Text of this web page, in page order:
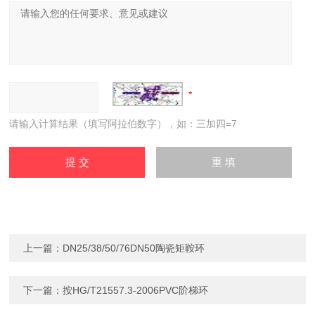
请输入计算结果（填写阿拉伯数字），如：三加四=7
上一篇： DN25/38/50/76DN50陶瓷矩鞍环
下一篇：按HG/T21557.3-2006PVC阶梯环